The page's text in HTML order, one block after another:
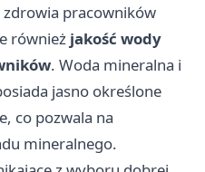
zdrowia pracowników
również jakość wody
. Woda mineralna i
jasno określone
co pozwala na
mineralnego.